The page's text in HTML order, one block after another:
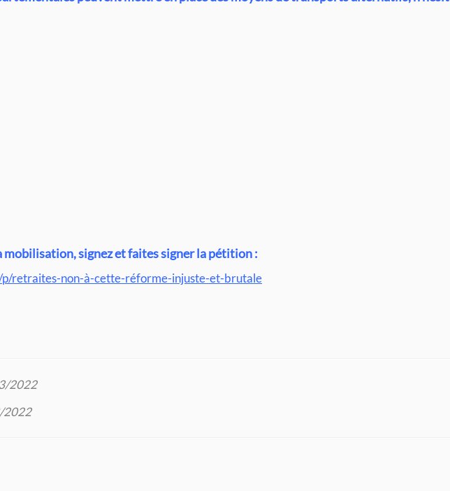
mobilisation, signez et faites signer la pétition :
retraites-non-à-cette-réforme-injuste-et-brutale
2022
2022